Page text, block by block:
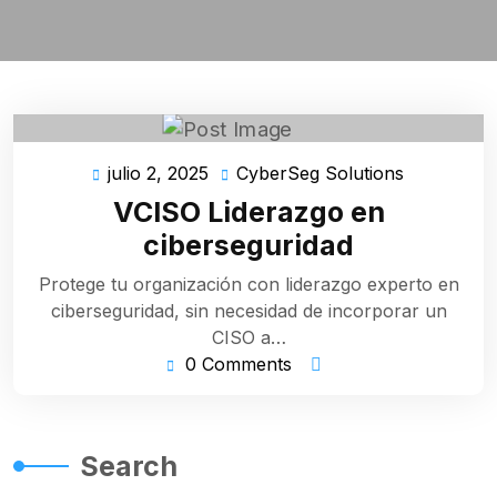
julio 2, 2025 julio
2,
2025
CyberSeg Solutions
VCISO Liderazgo en
ciberseguridad
Protege tu organización con liderazgo experto en
ciberseguridad, sin necesidad de incorporar un
CISO a…
0 Comments
Search